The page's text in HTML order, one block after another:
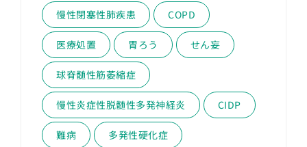
慢性閉塞性肺疾患 COPD
医療処置 胃ろう せん妄
球脊髄性筋萎縮症
慢性炎症性脱髄性多発神経炎 CIDP
難病 多発性硬化症